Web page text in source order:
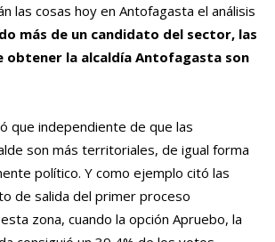
las cosas hoy en Antofagasta el análisis
más de un candidato del sector, las
obtener la alcaldía Antofagasta son
que independiente de que las
son más territoriales, de igual forma
político. Y como ejemplo citó las
de salida del primer proceso
zona, cuando la opción Apruebo, la